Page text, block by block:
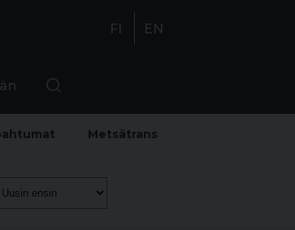
FI EN
Metsätrans